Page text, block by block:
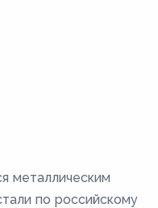
металлическим
по российскому